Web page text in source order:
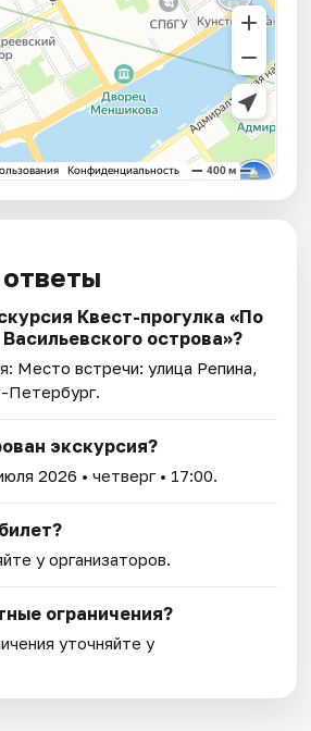
Квест-прогулка «По
острова»?
Место встречи: улица Репина,
Петербург.
экскурсия?
2026 • четверг • 17:00.
у организаторов.
ограничения?
уточняйте у